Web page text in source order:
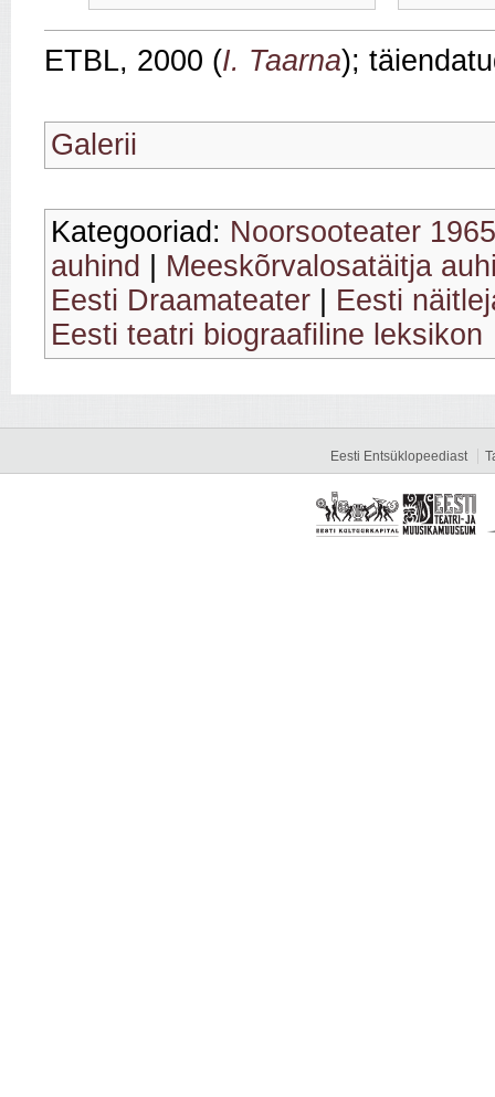
ETBL, 2000 (I. Taarna);
Galerii
Kategooriad: Noorsooteater
auhind
Meeskõrvalosatäitja
Eesti Draamateater
Eesti
Eesti teatri biograafiline leksikon
Eesti Entsüklopeediast